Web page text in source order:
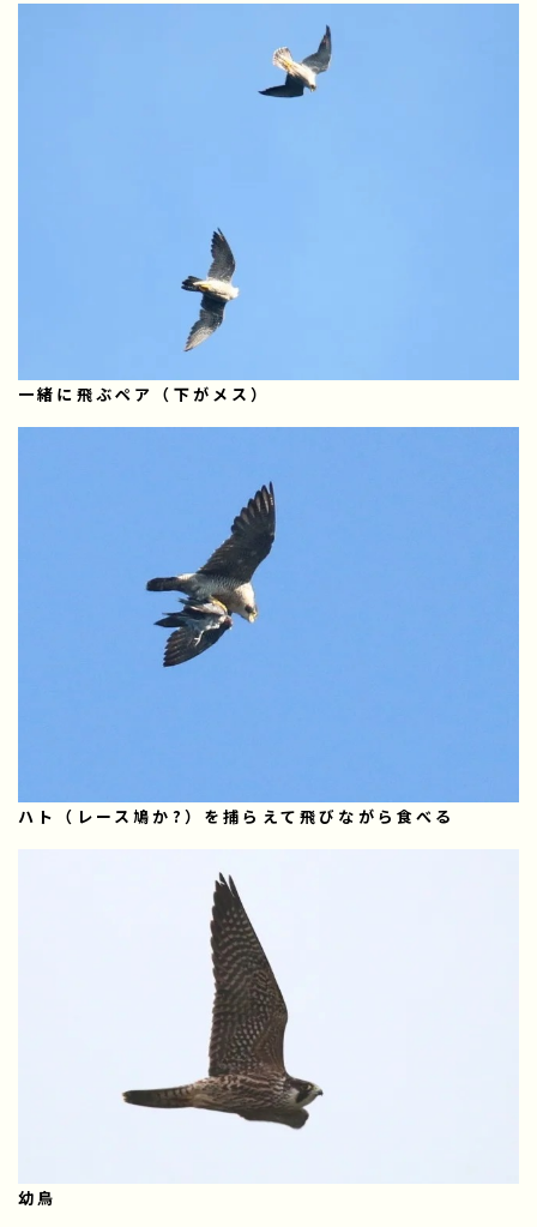
一緒に飛ぶペア（下がメス）
ハト（レース鳩か?）を捕らえて飛びながら食べる
幼鳥